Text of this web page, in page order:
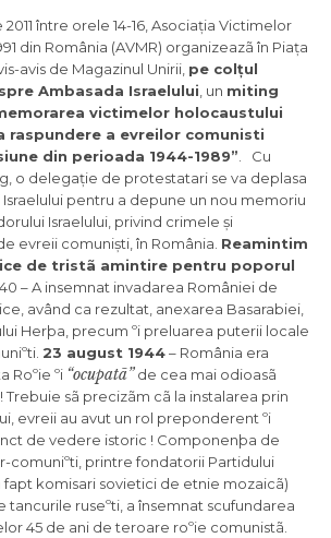
între orele 14-16, Asociația Victimelor
din România (AVMR) organizeazã în Piața
avis de Magazinul Unirii, pe colțul
Ambasada Israelului , un miting
victimelor holocaustului
raspundere a evreilor comunisti
din perioada 1944-1989” . Cu
o delegație de protestatari se va deplasa
pentru a depune un nou memoriu
Israelului, privind crimele și
evreii comuniști, în România. Reamintim
de tristã amintire pentru poporul
– A insemnat invadarea României de
având ca rezultat, anexarea Basarabiei,
Herþa, precum ºi preluarea puterii locale
23 august 1944– România era
Roºie ºi “ocupatã”de cea mai odioasã
sã precizãm cã la instalarea prin
evreii au avut un rol preponderent ºi
de vedere istoric ! Componenþa de
comuniºti, printre fondatorii Partidului
fapt komisari sovietici de etnie mozaicã)
tancurile ruseºti, a însemnat scufundarea
45 de ani de teroare roºie comunistã.